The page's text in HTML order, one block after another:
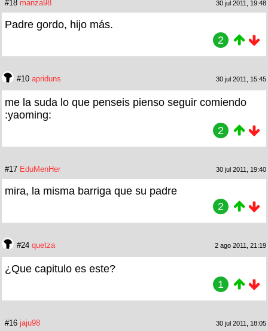
#18 manza98 30 jul 2011, 19:48
Padre gordo, hijo más.
2
#10 apriduns 30 jul 2011, 15:45
me la suda lo que penseis pienso seguir comiendo
:yaoming:
2
#17 EduMenHer 30 jul 2011, 19:40
mira, la misma barriga que su padre
2
#24 quetza 2 ago 2011, 21:19
¿Que capitulo es este?
1
#16 jaju98 30 jul 2011, 18:05